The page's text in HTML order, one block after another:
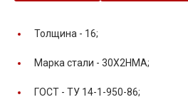
Толщина - 16;
Марка стали - 30Х2НМА;
ГОСТ - ТУ 14-1-950-86;